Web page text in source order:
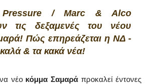
Pressure / Marc & Alco
τις δεξαμενές του νέου
Πώς επηρεάζεται η ΝΔ -
& τα κακά νέα!
νέο κόμμα Σαμαρά προκαλεί έντονες